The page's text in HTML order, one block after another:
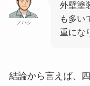
ノハシ
外壁塗
も多い
重にな
結論から言えば、